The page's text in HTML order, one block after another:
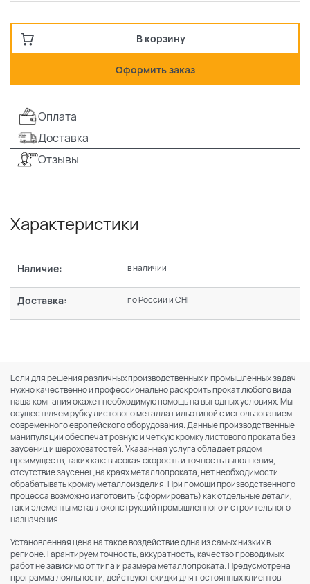
В корзину
Оформить заказ
Оплата
Доставка
Отзывы
Характеристики
Наличие: в наличии
Доставка: по России и СНГ
Если для решения различных производственных и промышленных задач
нужно качественно и профессионально раскроить прокат любого вида
наша компания окажет необходимую помощь на выгодных условиях. Мы
осуществляем рубку листового металла гильотиной с использованием
современного европейского оборудования. Данные производственные
манипуляции обеспечат ровную и четкую кромку листового проката без
заусениц и шероховатостей. Указанная услуга обладает рядом
преимуществ, таких как: высокая скорость и точность выполнения,
отсутствие заусенец на краях металлопроката, нет необходимости
обрабатывать кромку металлоизделия. При помощи производственного
процесса возможно изготовить (сформировать) как отдельные детали,
так и элементы металлоконструкций промышленного и строительного
назначения.
Установленная цена на такое воздействие одна из самых низких в
регионе. Гарантируем точность, аккуратность, качество проводимых
работ не зависимо от типа и размера металлопроката. Предусмотрена
программа лояльности, действуют скидки для постоянных клиентов.